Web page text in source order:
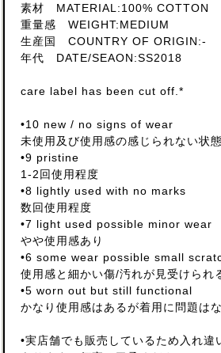
素材 MATERIAL:100% COTTON
重量感 WEIGHT:MEDIUM
生産国 COUNTRY OF ORIGIN:-
年代 DATE/SEAON:SS2018
care label has been cut off.*
•10 new / no signs of wear
未使用及び使用感の感じられない状態
•9 pristine
1-2回使用程度
•8 lightly used with no marks
数回使用程度
•7 light used possible minor wear
やや使用感あり
•6 some wear possible small
使用感と細かい傷/汚れが見受けられ
•5 worn out but still functional
かなり使用感はあるが着用に問題は
•実店舗でも販売しているため入れ違